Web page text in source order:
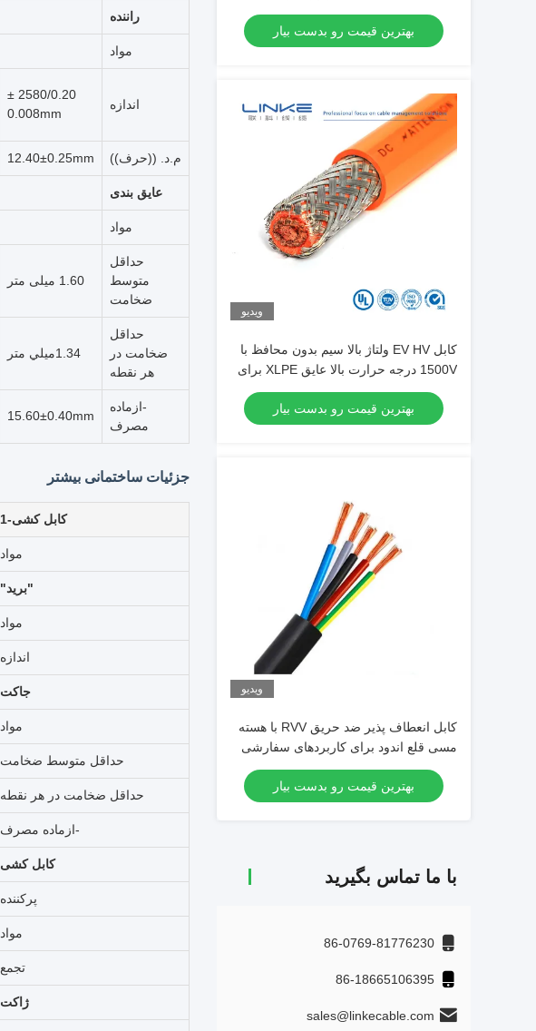
بهترین قیمت رو بدست بیار
ویدیو
کابل EV HV ولتاژ بالا سیم بدون محافظ با
1500V درجه حرارت بالا عایق XLPE برای
ساخت و ساز
بهترین قیمت رو بدست بیار
ویدیو
کابل انعطاف پذیر ضد حریق RVV با هسته
مسی قلع اندود برای کاربردهای سفارشی
برق ولتاژ بالا خودروهای الکتریکی
بهترین قیمت رو بدست بیار
با ما تماس بگیرید
86-0769-81776230
86-18665106395
sales@linkecable.com
راننده
مواد
اندازه
2580/0.20 ±
0.008mm
م.د. ((حرف)) 12.40±0.25mm
عایق بندی
مواد
حداقل
متوسط
ضخامت
1.60 میلی متر
حداقل
ضخامت در
هر نقطه
1.34ميلي متر
-ازماده
مصرف
15.60±0.40mm
جزئیات ساختمانی بیشتر
کابل کشی-1
مواد
"برید"
مواد
اندازه
جاکت
مواد
حداقل متوسط ضخامت
حداقل ضخامت در هر نقطه
-ازماده مصرف
کابل کشی
پرکننده
مواد
تجمع
ژاکت